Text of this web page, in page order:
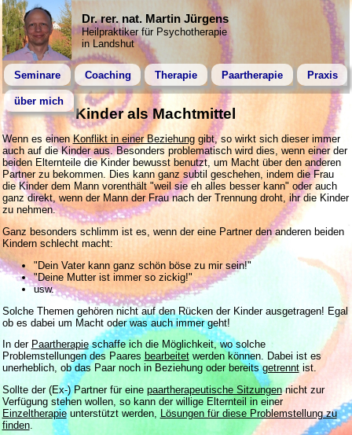
Dr. rer. nat. Martin Jürgens
Heilpraktiker für Psychotherapie
in Landshut
Seminare Coaching Therapie Paartherapie Praxis
über mich
Kinder als Machtmittel
Wenn es einenKonflikt in einer Beziehunggibt, so wirkt sich dieser immer
auch auf die Kinder aus. Besonders problematisch wird dies, wenn einer der
beiden Elternteile die Kinder bewusst benutzt, um Macht über den anderen
Partner zu bekommen. Dies kann ganz subtil geschehen, indem die Frau
die Kinder dem Mann vorenthält "weil sie eh alles besser kann" oder auch
ganz direkt, wenn der Mann der Frau nach der Trennung droht, ihr die Kinder
zu nehmen.
Ganz besonders schlimm ist es, wenn der eine Partner den anderen beiden
Kindern schlecht macht:
"Dein Vater kann ganz schön böse zu mir sein!"
"Deine Mutter ist immer so zickig!"
usw.
Solche Themen gehören nicht auf den Rücken der Kinder ausgetragen! Egal
ob es dabei um Macht oder was auch immer geht!
In der Paartherapieschaffe ich die Möglichkeit, wo solche
Problemstellungen des Paares bearbeitetwerden können. Dabei ist es
unerheblich, ob das Paar noch in Beziehung oder bereitsgetrenntist.
Sollte der (Ex-) Partner für eine paartherapeutische Sitzungennicht zur
Verfügung stehen wollen, so kann der willige Elternteil in einer
Einzeltherapieunterstützt werden, Lösungen für diese Problemstellung zu
finden.